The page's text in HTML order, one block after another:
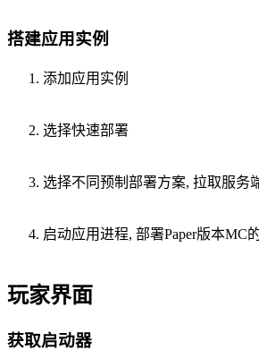
搭建应用实例
添加应用实例
选择快速部署
选择不同预制部署方案, 拉取服务
启动应用进程, 部署Paper版本MC
玩家界面
获取启动器